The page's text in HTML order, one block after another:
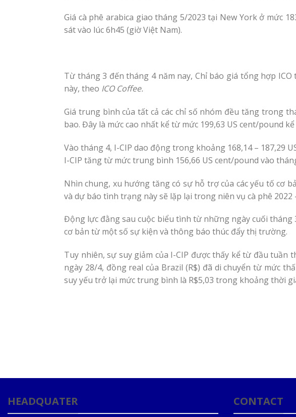
Giá cà phê arabica giao tháng 5/2023 tại New York ở mức
sát vào lúc 6h45 (giờ Việt Nam).
Từ tháng 3 đến tháng 4 năm nay, Chỉ báo giá tổng hợp
này, theo ICO Coffee.
Giá trung bình của tất cả các chỉ số nhóm đều tăng trong
bao. Đây là mức cao nhất kể từ mức 199,63 US cent/pound
Vào tháng 4, I-CIP dao động trong khoảng 168,14 – 187,29
I-CIP tăng từ mức trung bình 156,66 US cent/pound vào
Nhìn chung, xu hướng tăng có sự hỗ trợ của các yếu tố cơ
và dự báo tình trạng này sẽ lặp lại trong niên vụ cà phê 2022
Động lực đằng sau cuộc biểu tình từ những ngày cuối
cơ bản từ một số sự kiện và thông báo thúc đẩy thị trường.
Tuy nhiên, sự suy giảm của I-CIP được thấy kể từ đầu tuần
ngày 28/4, đồng real của Brazil (R$) đã di chuyển từ mức
suy yếu trở lại mức trung bình là R$5,03 trong khoảng thời
HEADQUATER CONTACT